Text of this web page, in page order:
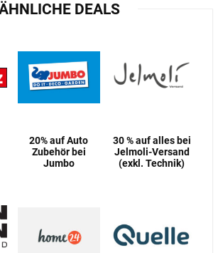
DEALS
20% auf Auto
Zubehör bei
Jumbo
30 % auf alles bei
Jelmoli-Versand
(exkl. Technik)